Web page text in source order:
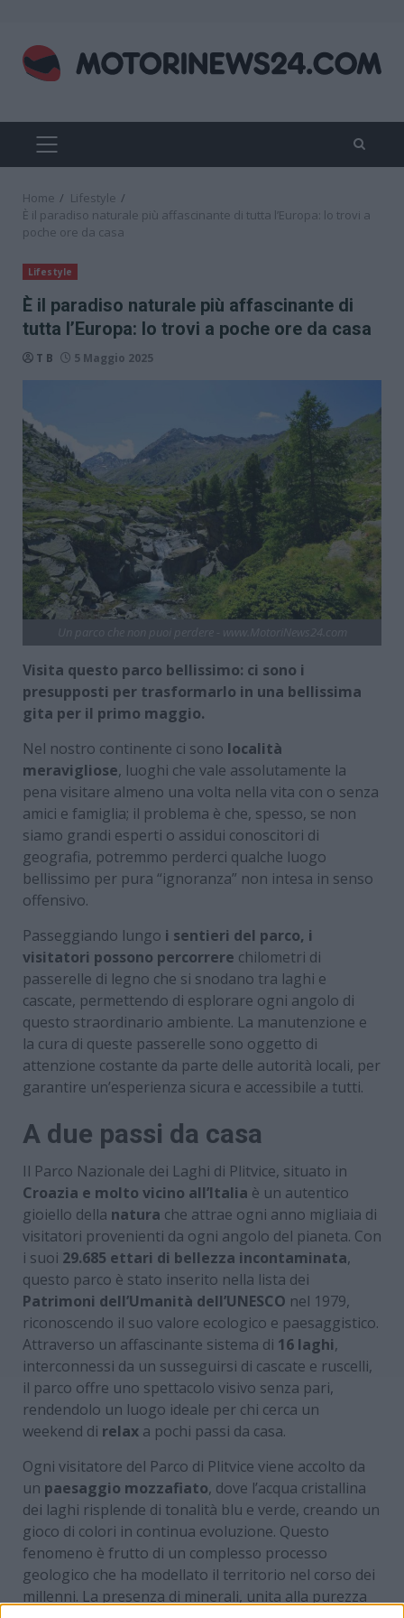
content
PRIMARY
MENU
Home
Lifestyle
È il paradiso naturale più affascinante di tutta l’Europa: lo trovi a
poche ore da casa
Lifestyle
È il paradiso naturale più affascinante di
tutta l’Europa: lo trovi a poche ore da casa
T B 5 Maggio 2025
Visita questo parco bellissimo: ci sono i
presupposti per trasformarlo in una bellissima
gita per il primo maggio.
Nel nostro continente ci sono località
meravigliose, luoghi che vale assolutamente la
pena visitare almeno una volta nella vita con o senza
amici e famiglia; il problema è che, spesso, se non
siamo grandi esperti o assidui conoscitori di
geografia, potremmo perderci qualche luogo
bellissimo per pura “ignoranza” non intesa in senso
offensivo.
Passeggiando lungo i sentieri del parco, i
visitatori possono percorrere chilometri di
passerelle di legno che si snodano tra laghi e
cascate, permettendo di esplorare ogni angolo di
questo straordinario ambiente. La manutenzione e
la cura di queste passerelle sono oggetto di
attenzione costante da parte delle autorità locali, per
garantire un’esperienza sicura e accessibile a tutti.
A due passi da casa
Il Parco Nazionale dei Laghi di Plitvice, situato in
Croazia e molto vicino all’Italia è un autentico
gioiello della natura che attrae ogni anno migliaia di
visitatori provenienti da ogni angolo del pianeta. Con
i suoi 29.685 ettari di bellezza incontaminata,
questo parco è stato inserito nella lista dei
Patrimoni dell’Umanità dell’UNESCO nel 1979,
riconoscendo il suo valore ecologico e paesaggistico.
Attraverso un affascinante sistema di 16 laghi,
interconnessi da un susseguirsi di cascate e ruscelli,
il parco offre uno spettacolo visivo senza pari,
rendendolo un luogo ideale per chi cerca un
weekend di relax a pochi passi da casa.
Ogni visitatore del Parco di Plitvice viene accolto da
un paesaggio mozzafiato, dove l’acqua cristallina
dei laghi risplende di tonalità blu e verde, creando un
gioco di colori in continua evoluzione. Questo
fenomeno è frutto di un complesso processo
geologico che ha modellato il territorio nel corso dei
millenni. La presenza di minerali, unita alla purezza